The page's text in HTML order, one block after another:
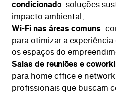
condicionado: soluções
impacto ambiental;
Wi-Fi nas áreas comuns:
para otimizar a
os espaços do
Salas de reuniões e
para home office e
profissionais que buscam